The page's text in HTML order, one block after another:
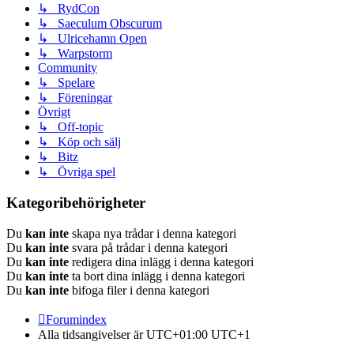
↳ RydCon
↳ Saeculum Obscurum
↳ Ulricehamn Open
↳ Warpstorm
Community
↳ Spelare
↳ Föreningar
Övrigt
↳ Off-topic
↳ Köp och sälj
↳ Bitz
↳ Övriga spel
Kategoribehörigheter
Du kan inte skapa nya trådar i denna kategori
Du kan inte svara på trådar i denna kategori
Du kan inte redigera dina inlägg i denna kategori
Du kan inte ta bort dina inlägg i denna kategori
Du kan inte bifoga filer i denna kategori
Forumindex
Alla tidsangivelser är UTC+01:00 UTC+1